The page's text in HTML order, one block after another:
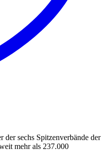
sechs Spitzenverbände der
mehr als 237.000